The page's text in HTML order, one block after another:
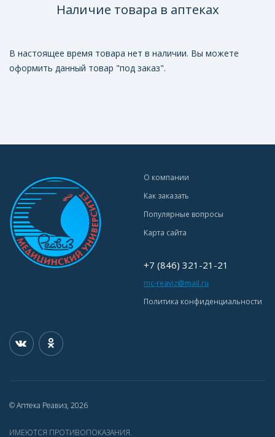
Наличие товара в аптеках
В настоящее время товара нет в наличии. Вы можете
оформить данный товар "под заказ".
О компании
Как заказать
Популярные вопросы
Карта сайта
+7 (846) 321-21-21
mc-reaviz@mail.ru
Политика конфиденциальности
© Аптека Реавиз, 2026
ИМЕЮТСЯ ПРОТИВОПОКАЗАНИЯ.